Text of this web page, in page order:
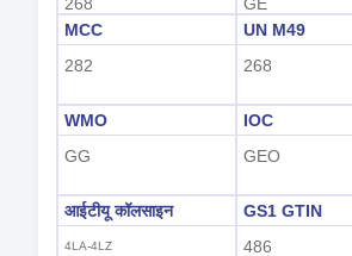
MCC
282
UN M49
268
WMO
GG
IOC
GEO
आईटीयू कॉलसाइन
4LA-4LZ
GS1 GTIN
486